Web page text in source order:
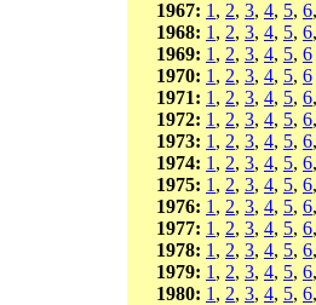
1967: 1 , 2, 3, 4, 5, 6,
1968: 1 , 2, 3, 4, 5, 6,
1969: 1 , 2, 3, 4, 5, 6
1970: 1 , 2, 3, 4, 5, 6
1971: 1 , 2, 3, 4, 5, 6,
1972: 1 , 2, 3, 4, 5, 6,
1973: 1 , 2, 3, 4, 5, 6,
1974: 1 , 2, 3, 4, 5, 6,
1975: 1 , 2, 3, 4, 5, 6,
1976: 1 , 2, 3, 4, 5, 6,
1977: 1 , 2, 3, 4, 5, 6,
1978: 1 , 2, 3, 4, 5, 6,
1979: 1 , 2, 3, 4, 5, 6,
1980: 1 , 2, 3, 4, 5, 6,